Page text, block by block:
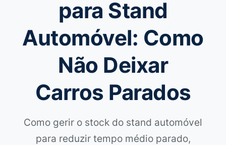
para Stand
Automóvel: Como
Não Deixar
Carros Parados
Como gerir o stock do stand automóvel
para reduzir tempo médio parado,